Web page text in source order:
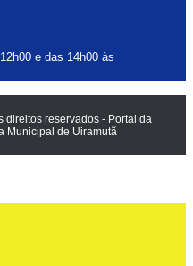
e das 14h00 às
direitos reservados - Portal da
Municipal de Uiramutã